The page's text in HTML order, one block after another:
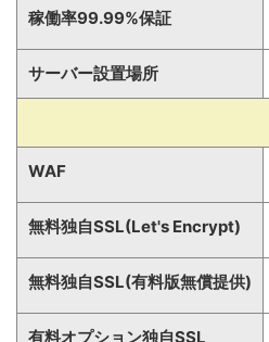
稼働率99.99%保証
サーバー設置場所
WAF
無料独自SSL(Let's Encrypt)
無料独自SSL(有料版無償提供)
有料オプション独自SSL